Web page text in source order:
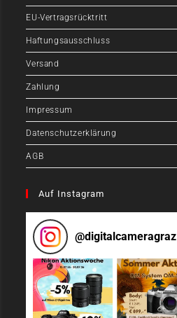
EU-Vertragsrücktritt
Haftungsausschluss
Versand
Zahlung
Impressum
Datenschutzerklärung
AGB
Auf Instagram
@digitalcameragraz